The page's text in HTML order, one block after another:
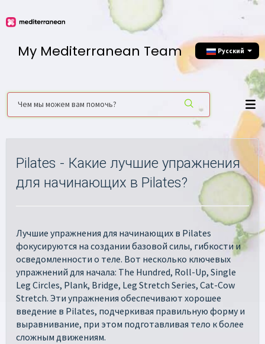
My Mediterranean Team Русский
Pilates - Какие лучшие упражнения
для начинающих в Pilates?
Лучшие упражнения для начинающих в Pilates
фокусируются на создании базовой силы, гибкости и
осведомленности о теле. Вот несколько ключевых
упражнений для начала: The Hundred, Roll-Up, Single
Leg Circles, Plank, Bridge, Leg Stretch Series, Cat-Cow
Stretch. Эти упражнения обеспечивают хорошее
введение в Pilates, подчеркивая правильную форму и
выравнивание, при этом подготавливая тело к более
сложным движениям.